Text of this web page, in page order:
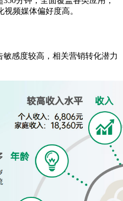
视频媒体偏好度高。
敏感度较高，相关营销转化潜力